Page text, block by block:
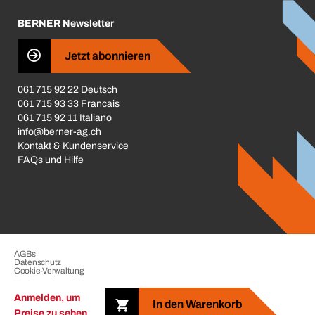
Anmelden, um
In den Warenkorb
Business Conduct
BERNER Newsletter
Jetzt abonnieren
061 715 92 22 Deutsch
061 715 93 33 Francais
061 715 92 11 Italiano
info@berner-ag.ch
Kontakt & Kundenservice
FAQs und Hilfe
AGBs
Datenschutz
Cookie-Verwaltung
Beschwerdeverfahren